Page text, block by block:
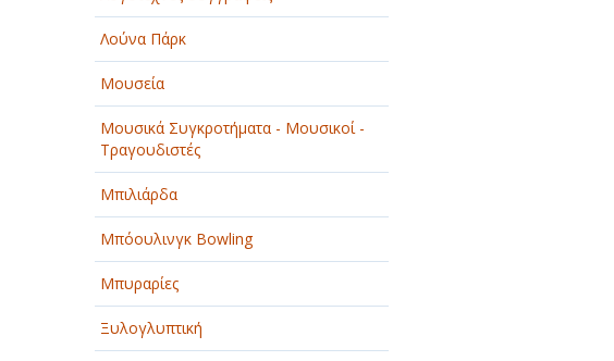
Λούνα Πάρκ
Μουσεία
Μουσικά Συγκροτήματα - Μουσικοί -
Τραγουδιστές
Μπιλιάρδα
Μπόουλινγκ Bowling
Μπυραρίες
Ξυλογλυπτική